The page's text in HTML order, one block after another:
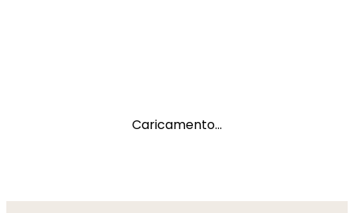
Caricamento...